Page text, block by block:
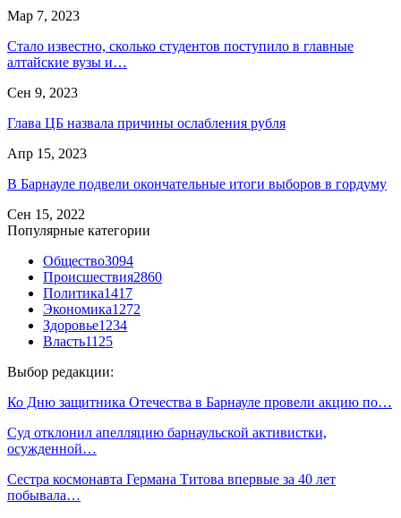
Мар 7, 2023
Стало известно, сколько студентов поступило в главные
алтайские вузы и…
Сен 9, 2023
Глава ЦБ назвала причины ослабления рубля
Апр 15, 2023
В Барнауле подвели окончательные итоги выборов в гордуму
Сен 15, 2022
Популярные категории
Общество3094
Происшествия2860
Политика1417
Экономика1272
Здоровье1234
Власть1125
Выбор редакции:
Ко Дню защитника Отечества в Барнауле провели акцию по…
Суд отклонил апелляцию барнаульской активистки,
осужденной…
Сестра космонавта Германа Титова впервые за 40 лет
побывала…